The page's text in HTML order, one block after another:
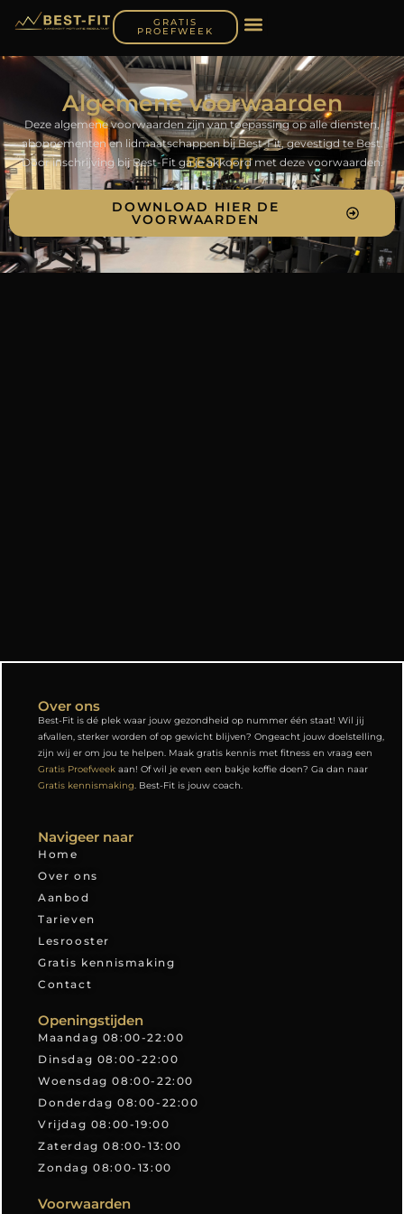
GRATIS
PROEFWEEK
Algemene voorwaarden
Deze algemene voorwaarden zijn van toepassing op alle diensten,
abonnementen en lidmaatschappen bij Best-Fit, gevestigd te Best.
Door inschrijving bij Best-Fit ga je akkoord met deze voorwaarden.
DOWNLOAD HIER DE
VOORWAARDEN
Navigeer naar
Home
Over ons
Aanbod
Tarieven
Lesrooster
Gratis kennismaking
Contact
Over ons
Best-Fit is dé plek waar jouw gezondheid op nummer één staat! Wil jij
afvallen, sterker worden of op gewicht blijven? Ongeacht jouw doelstelling,
zijn wij er om jou te helpen. Maak gratis kennis met fitness en vraag een
Gratis Proefweek aan! Of wil je even een bakje koffie doen? Ga dan naar
Gratis kennismaking. Best-Fit is jouw coach.
Openingstijden
Maandag 08:00-22:00
Dinsdag 08:00-22:00
Woensdag 08:00-22:00
Donderdag 08:00-22:00
Vrijdag 08:00-19:00
Zaterdag 08:00-13:00
Zondag 08:00-13:00
Voorwaarden